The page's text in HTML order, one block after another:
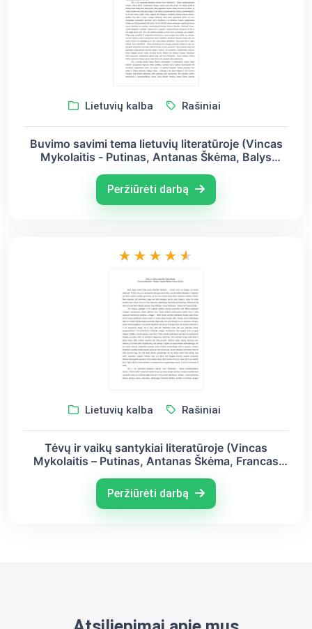
Lietuvių kalba Rašiniai
Buvimo savimi tema lietuvių literatūroje (Vincas
Mykolaitis - Putinas, Antanas Škėma, Balys
Peržiūrėti darbą
Lietuvių kalba Rašiniai
Tėvų ir vaikų santykiai literatūroje (Vincas
Mykolaitis – Putinas, Antanas Škėma, Francas
Peržiūrėti darbą